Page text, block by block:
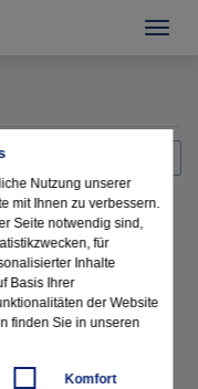
Nutzung unserer
mit Ihnen zu verbessern.
Seite notwendig sind,
für
Inhalte
Basis Ihrer
der Website
finden Sie in unseren
Komfort
mir sehr gut, da ich
einer
ein sehr gutes
meinen Arbeitsalltag
meiner
zu dürfen".